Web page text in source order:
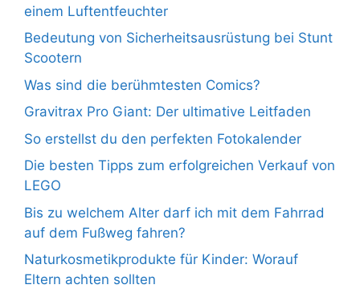
einem Luftentfeuchter
Bedeutung von Sicherheitsausrüstung bei Stunt
Scootern
Was sind die berühmtesten Comics?
Gravitrax Pro Giant: Der ultimative Leitfaden
So erstellst du den perfekten Fotokalender
Die besten Tipps zum erfolgreichen Verkauf von
LEGO
Bis zu welchem Alter darf ich mit dem Fahrrad
auf dem Fußweg fahren?
Naturkosmetikprodukte für Kinder: Worauf
Eltern achten sollten